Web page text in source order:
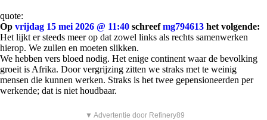
quote:
Op vrijdag 15 mei 2026 @ 11:40 schreefmg794613 het volgende:
Het lijkt er steeds meer op dat zowel links als rechts samenwerken
hierop. We zullen en moeten slikken.
We hebben vers bloed nodig. Het enige continent waar de bevolking
groeit is Afrika. Door vergrijzing zitten we straks met te weinig
mensen die kunnen werken. Straks is het twee gepensioneerden per
werkende; dat is niet houdbaar.
▼ Advertentie door Refinery89